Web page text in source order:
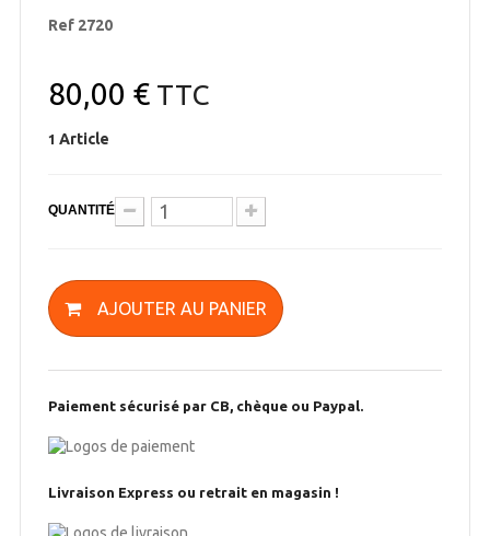
Ref 2720
80,00 €TTC
1 Article
QUANTITÉ
AJOUTER AU PANIER
Paiement sécurisé par CB, chèque ou Paypal.
Livraison Express ou retrait en magasin !